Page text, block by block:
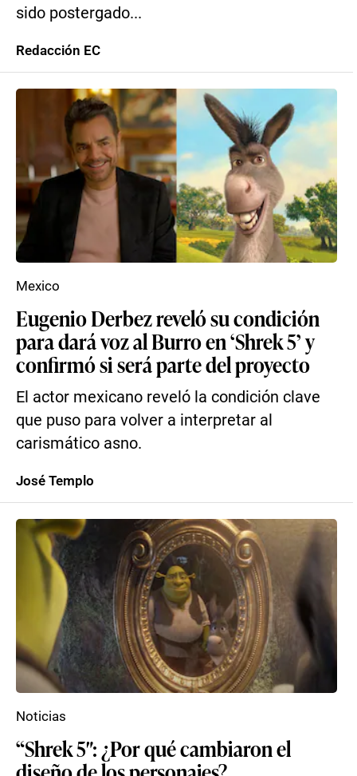
sido postergado...
Redacción EC
Eugenio Derbez reveló su condición
para dará voz al Burro en ‘Shrek 5’ y
confirmó si será parte del proyecto
El actor mexicano reveló la condición clave
que puso para volver a interpretar al
carismático asno.
Mexico
José Templo
“Shrek 5″: ¿Por qué cambiaron el
Noticias